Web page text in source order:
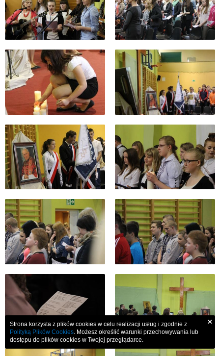
Strona korzysta z plików cookies w celu realizacji usług i zgodnie z
Polityką Plików Cookies. Możesz określić warunki przechowywania lub
dostępu do plików cookies w Twojej przeglądarce.
×